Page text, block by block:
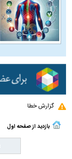
گزارش خطا
بازدید از صفحه اول